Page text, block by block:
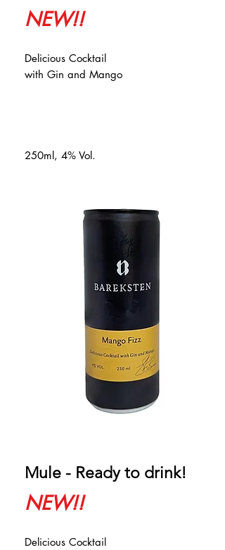
NEW!!
Delicious Cocktail
with Gin and Mango
250ml, 4% Vol.
Mule - Ready to drink!
NEW!!
Delicious Cocktail